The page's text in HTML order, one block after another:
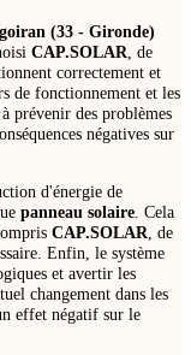
(33 - Gironde)
CAP.SOLAR , de
correctement et
de fonctionnement et les
à prévenir des problèmes
négatives sur
d'énergie de
panneau solaire. Cela
CAP.SOLAR, de
Enfin, le système
et avertir les
changement dans les
effet négatif sur le